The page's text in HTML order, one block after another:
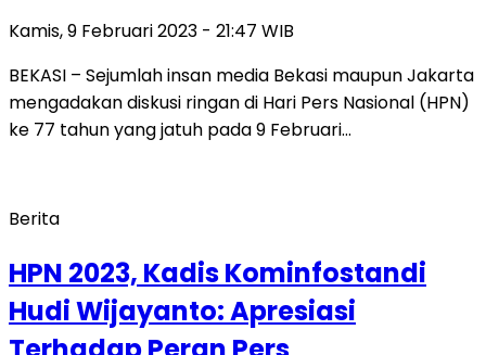
Kamis, 9 Februari 2023 - 21:47 WIB
BEKASI – Sejumlah insan media Bekasi maupun Jakarta
mengadakan diskusi ringan di Hari Pers Nasional (HPN)
ke 77 tahun yang jatuh pada 9 Februari…
Berita
HPN 2023, Kadis Kominfostandi
Hudi Wijayanto: Apresiasi